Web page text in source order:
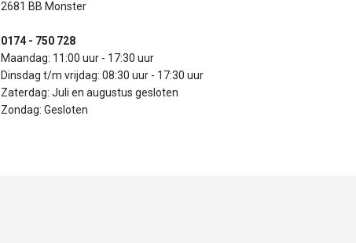
2681 BB Monster
0174 - 750 728
Maandag: 11:00 uur - 17:30 uur
Dinsdag t/m vrijdag: 08:30 uur - 17:30 uur
Zaterdag: Juli en augustus gesloten
Zondag: Gesloten